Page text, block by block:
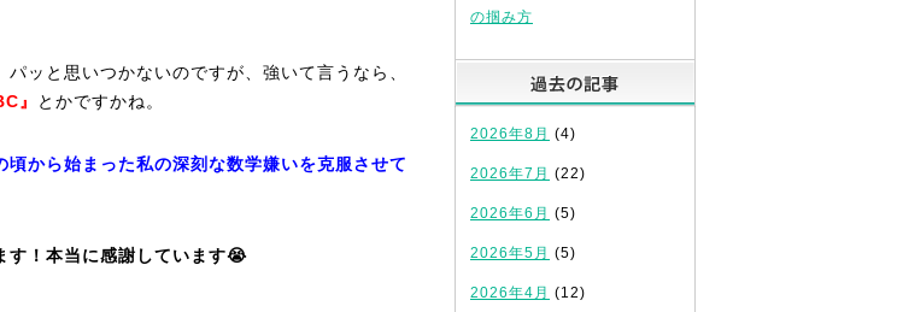
ッと思いつかないのですが、強いて言うなら、
』
とかですかね。
頃から始まった私の深刻な数学嫌いを克服させて
す！本当に感謝しています😭
の掴み方
2026年8月 (4)
2026年7月 (22)
2026年6月 (5)
2026年5月 (5)
2026年4月 (12)